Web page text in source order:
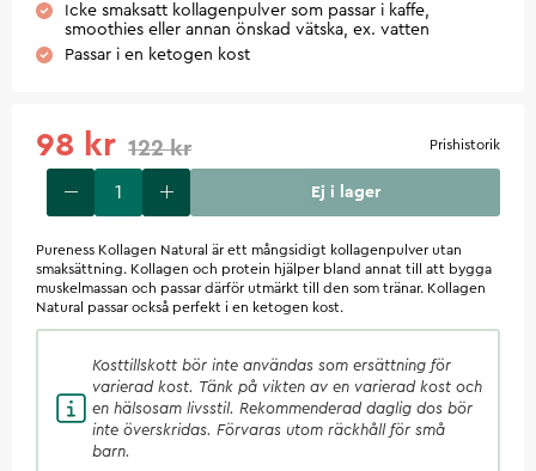
Icke smaksatt kollagenpulver som passar i kaffe,
smoothies eller annan önskad vätska, ex. vatten
Passar i en ketogen kost
98 kr 122 kr Prishistorik
Ej i lager
Pureness Kollagen Natural är ett mångsidigt kollagenpulver utan
smaksättning. Kollagen och protein hjälper bland annat till att bygga
muskelmassan och passar därför utmärkt till den som tränar. Kollagen
Natural passar också perfekt i en ketogen kost.
Kosttillskott bör inte användas som ersättning för
varierad kost. Tänk på vikten av en varierad kost och
en hälsosam livsstil. Rekommenderad daglig dos bör
inte överskridas. Förvaras utom räckhåll för små
barn.